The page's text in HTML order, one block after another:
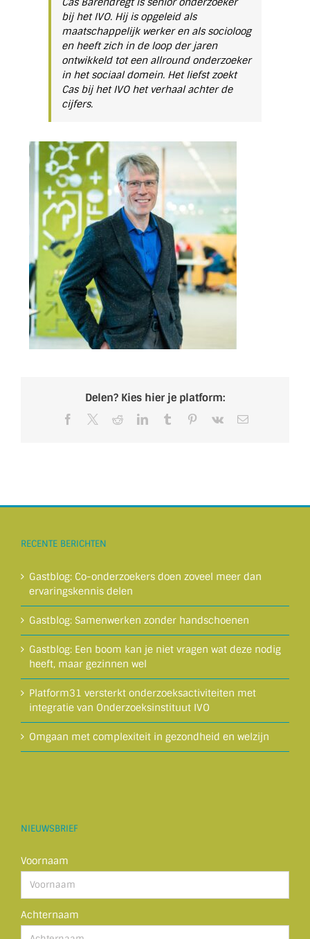
bij het IVO. Hij is opgeleid als
maatschappelijk werker en als socioloog
en heeft zich in de loop der jaren
ontwikkeld tot een allround onderzoeker
in het sociaal domein. Het liefst zoekt
Cas bij het IVO het verhaal achter de
cijfers.
Delen? Kies hier je platform:
Facebook RedditLinkedInTumblr Pinterest
Vk
E-
RECENTE BERICHTEN
Gastblog: Co-onderzoekers doen zoveel meer dan
ervaringskennis delen
Gastblog: Samenwerken zonder handschoenen
Gastblog: Een boom kan je niet vragen wat deze nodig
heeft, maar gezinnen wel
Platform31 versterkt onderzoeksactiviteiten met
integratie van Onderzoeksinstituut IVO
Omgaan met complexiteit in gezondheid en welzijn
NIEUWSBRIEF
Voornaam
Achternaam